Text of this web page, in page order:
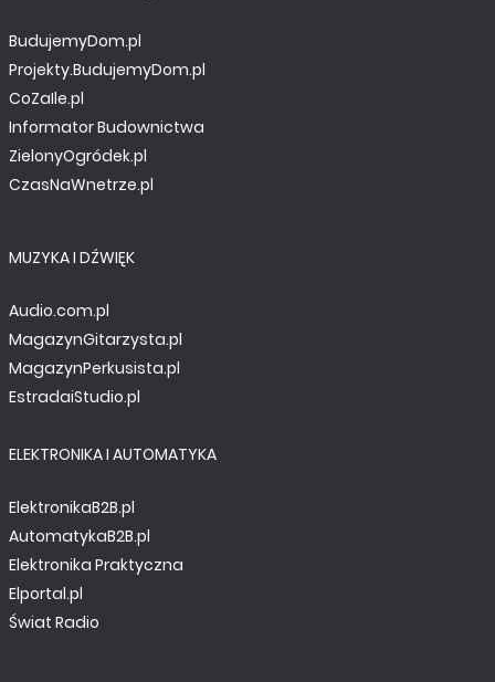
BudujemyDom.pl
Projekty.BudujemyDom.pl
CoZaIle.pl
Informator Budownictwa
ZielonyOgródek.pl
CzasNaWnetrze.pl
MUZYKA I DŹWIĘK
Audio.com.pl
MagazynGitarzysta.pl
MagazynPerkusista.pl
EstradaiStudio.pl
ELEKTRONIKA I AUTOMATYKA
ElektronikaB2B.pl
AutomatykaB2B.pl
Elektronika Praktyczna
Elportal.pl
Świat Radio